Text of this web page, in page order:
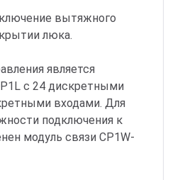
вытяжного
люка.
является
c 24 дискретными
входами. Для
подключения к
модуль связи CP1W-